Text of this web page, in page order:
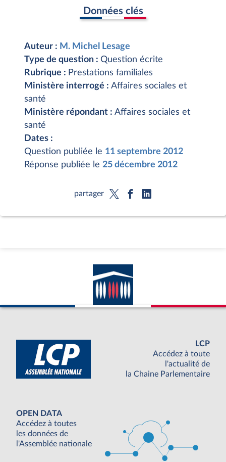
Données clés
Auteur : M. Michel Lesage
Type de question : Question écrite
Rubrique : Prestations familiales
Ministère interrogé : Affaires sociales et
santé
Ministère répondant : Affaires sociales et
santé
Dates :
Question publiée le 11 septembre 2012
Réponse publiée le 25 décembre 2012
partager
LCP
Accédez à toute
l'actualité de
la Chaine Parlementaire
OPEN DATA
Accédez à toutes
les données de
l'Assemblée nationale